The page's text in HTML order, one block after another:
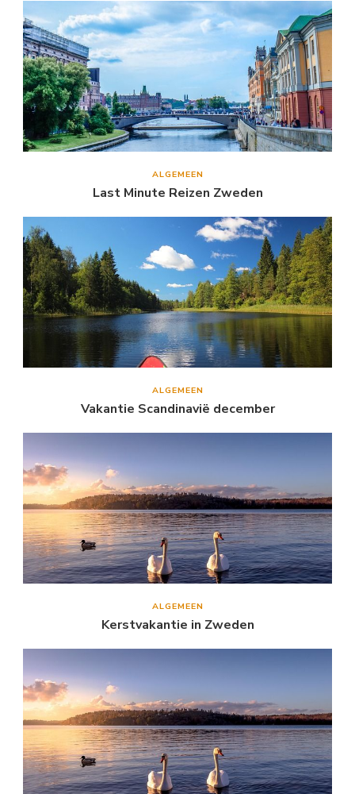
ALGEMEEN
Last Minute Reizen Zweden
ALGEMEEN
Vakantie Scandinavië december
ALGEMEEN
Kerstvakantie in Zweden